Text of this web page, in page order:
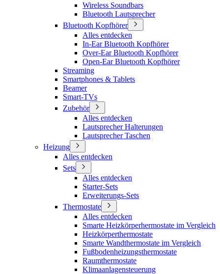
Wireless Soundbars
Bluetooth Lautsprecher
Bluetooth Kopfhörer
Alles entdecken
In-Ear Bluetooth Kopfhörer
Over-Ear Bluetooth Kopfhörer
Open-Ear Bluetooth Kopfhörer
Streaming
Smartphones & Tablets
Beamer
Smart-TVs
Zubehör
Alles entdecken
Lautsprecher Halterungen
Lautsprecher Taschen
Heizung
Alles entdecken
Sets
Alles entdecken
Starter-Sets
Erweiterungs-Sets
Thermostate
Alles entdecken
Smarte Heizkörperhermostate im Vergleich
Heizkörperthermostate
Smarte Wandthermostate im Vergleich
Fußbodenheizungsthermostate
Raumthermostate
Klimaanlagensteuerung